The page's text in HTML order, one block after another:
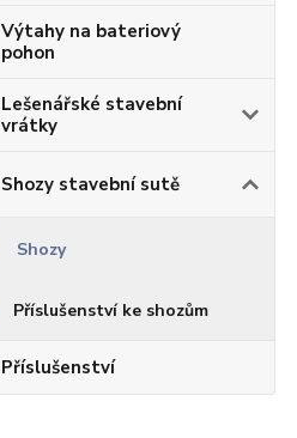
Výtahy na bateriový
pohon
Lešenářské stavební
vrátky
Shozy stavební sutě
Shozy
Příslušenství ke shozům
Příslušenství